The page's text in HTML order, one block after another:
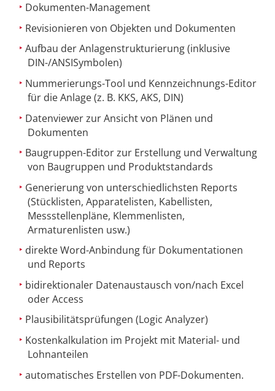
Dokumenten-Management
Revisionieren von Objekten und Dokumenten
Aufbau der Anlagenstrukturierung (inklusive
DIN-/ANSISymbolen)
Nummerierungs-Tool und Kennzeichnungs-Editor
für die Anlage (z. B. KKS, AKS, DIN)
Datenviewer zur Ansicht von Plänen und
Dokumenten
Baugruppen-Editor zur Erstellung und Verwaltung
von Baugruppen und Produktstandards
Generierung von unterschiedlichsten Reports
(Stücklisten, Apparatelisten, Kabellisten,
Messstellenpläne, Klemmenlisten,
Armaturenlisten usw.)
direkte Word-Anbindung für Dokumentationen
und Reports
bidirektionaler Datenaustausch von/nach Excel
oder Access
Plausibilitätsprüfungen (Logic Analyzer)
Kostenkalkulation im Projekt mit Material- und
Lohnanteilen
automatisches Erstellen von PDF-Dokumenten.